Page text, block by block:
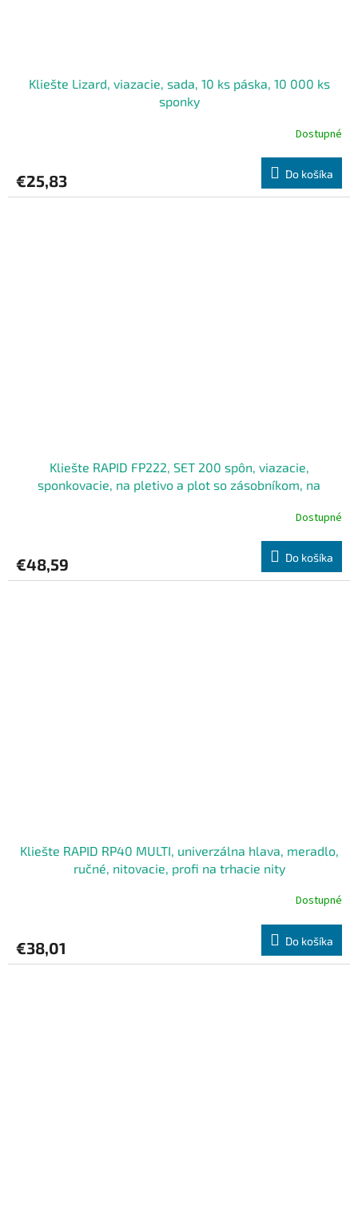
Kliešte Lizard, viazacie, sada, 10 ks páska, 10 000 ks
sponky
Dostupné
€25,83 Do košíka
Kliešte RAPID FP222, SET 200 spôn, viazacie,
sponkovacie, na pletivo a plot so zásobníkom, na
Dostupné
€48,59 Do košíka
Kliešte RAPID RP40 MULTI, univerzálna hlava, meradlo,
ručné, nitovacie, profi na trhacie nity
Dostupné
€38,01 Do košíka